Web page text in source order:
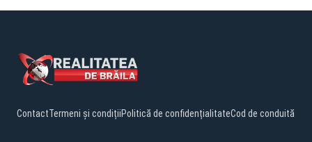
ContactTermeni și condițiiPolitică de confidențialitateCod de conduită